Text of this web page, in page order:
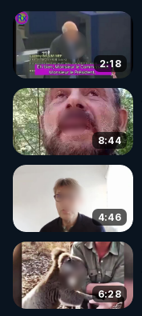
2:18
8:44
4:46
6:28